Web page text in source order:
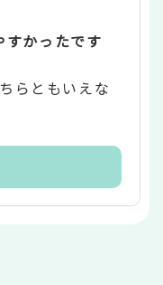
すかったです
らともいえな